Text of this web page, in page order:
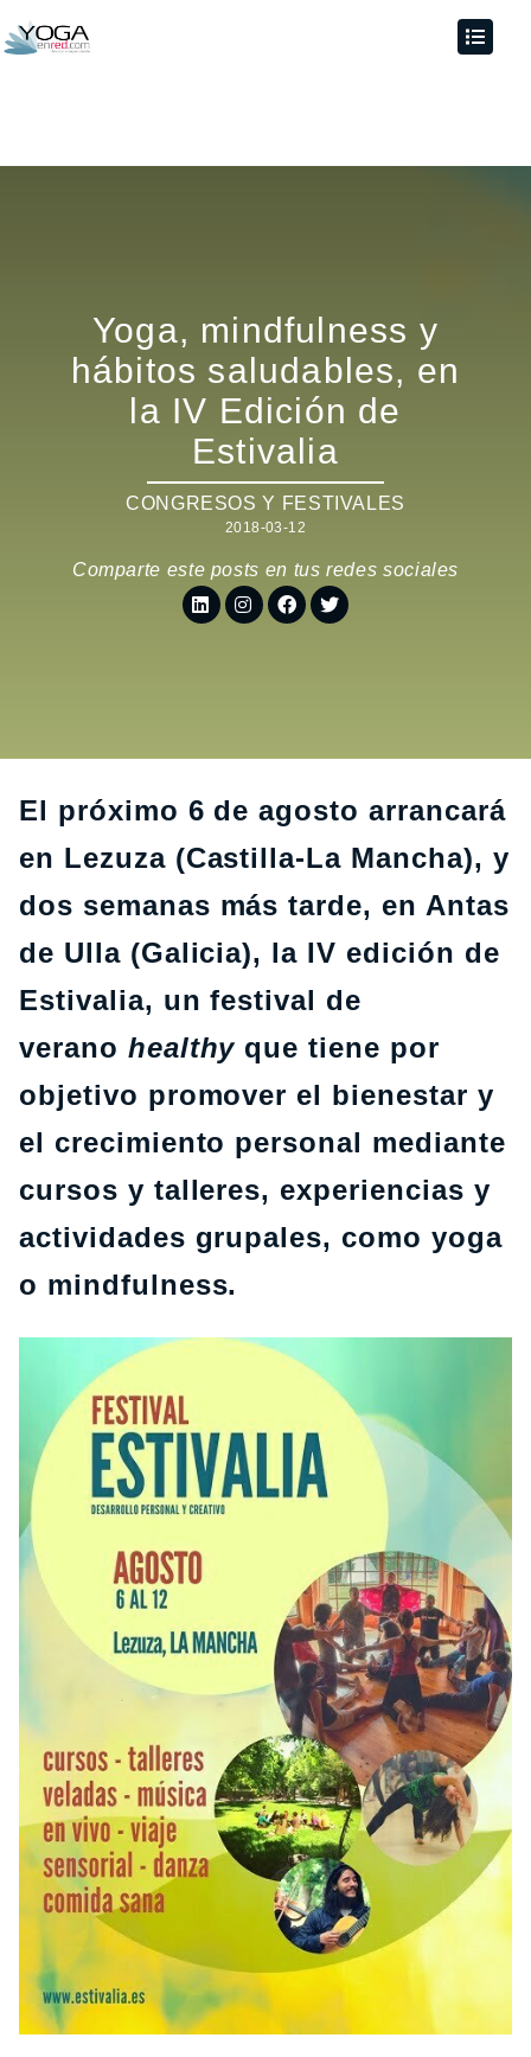
Yoga, mindfulness y
hábitos saludables, en
la IV Edición de
Estivalia
CONGRESOS Y FESTIVALES
2018-03-12
Comparte este posts en tus redes sociales
El próximo 6 de agosto arrancará
en Lezuza (Castilla-La Mancha), y
dos semanas más tarde, en Antas
de Ulla (Galicia), la IV edición de
Estivalia, un festival de
verano healthyque tiene por
objetivo promover el bienestar y
el crecimiento personal mediante
cursos y talleres, experiencias y
actividades grupales, como yoga
o mindfulness.